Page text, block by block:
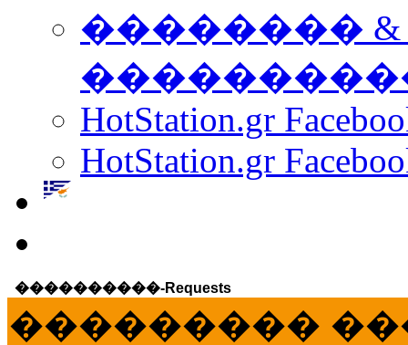
��������
HotStation.gr
HotStation.gr
����������-Requests
���������